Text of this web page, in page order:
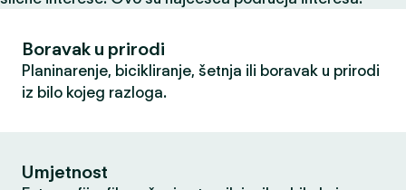
Boravak u prirodi
Planinarenje, bicikliranje, šetnja ili boravak u prirodi
iz bilo kojeg razloga.
Umjetnost